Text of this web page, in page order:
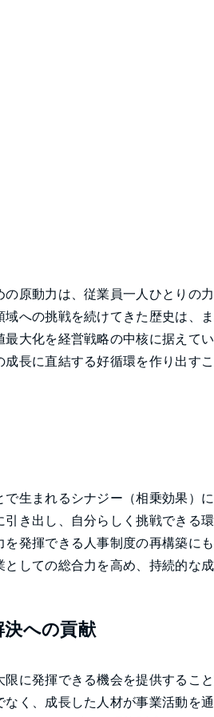
原動力は、従業員一人ひとりの
への挑戦を続けてきた歴史は、
大化を経営戦略の中核に据えて
長に直結する好循環を作り出す
生まれるシナジー（相乗効果）
き出し、自分らしく挑戦できる
発揮できる人事制度の再構築に
しての総合力を高め、持続的な
決への貢献
に発揮できる機会を提供するこ
く、成長した人材が事業活動を